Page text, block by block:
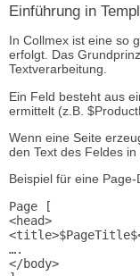
Einführung in
In Collmex ist eine so
erfolgt. Das
Textverarbeitung.
Ein Feld besteht aus
ermittelt (z.B.
Wenn eine Seite
den Text des Feldes
Beispiel für eine
Page [
<head>
….
</body>